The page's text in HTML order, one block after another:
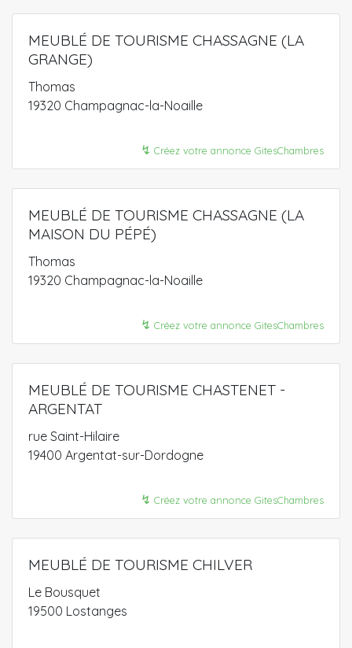
MEUBLÉ DE TOURISME CHASSAGNE (LA
GRANGE)
Thomas
19320 Champagnac-la-Noaille
↯ Créez votre annonce GitesChambres
MEUBLÉ DE TOURISME CHASSAGNE (LA
MAISON DU PÉPÉ)
Thomas
19320 Champagnac-la-Noaille
↯ Créez votre annonce GitesChambres
MEUBLÉ DE TOURISME CHASTENET -
ARGENTAT
rue Saint-Hilaire
19400 Argentat-sur-Dordogne
↯ Créez votre annonce GitesChambres
MEUBLÉ DE TOURISME CHILVER
Le Bousquet
19500 Lostanges